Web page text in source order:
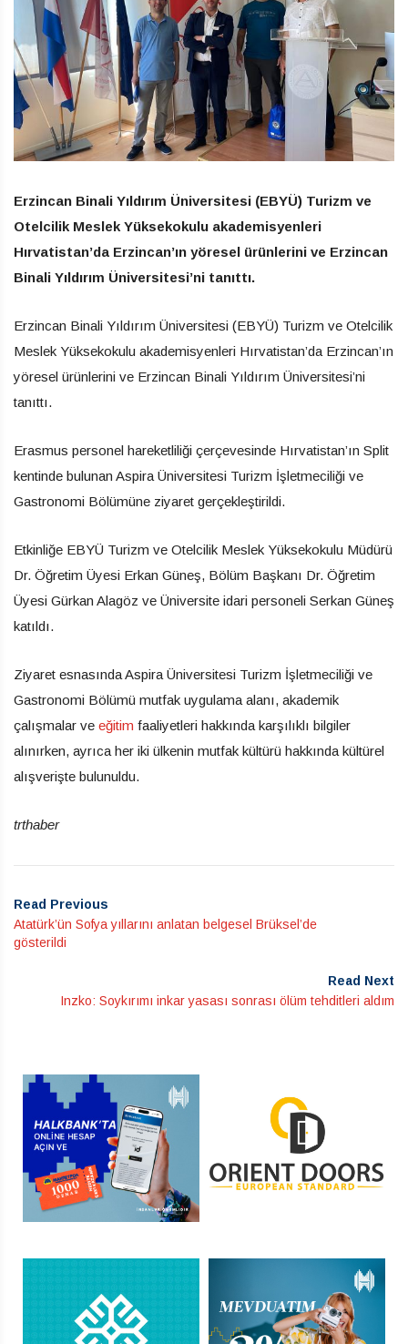
Erzincan Binali Yıldırım Üniversitesi (EBYÜ) Turizm ve
Otelcilik Meslek Yüksekokulu akademisyenleri
Hırvatistan’da Erzincan’ın yöresel ürünlerini ve Erzincan
Binali Yıldırım Üniversitesi’ni tanıttı.
Erzincan Binali Yıldırım Üniversitesi (EBYÜ) Turizm ve Otelcilik
Meslek Yüksekokulu akademisyenleri Hırvatistan’da Erzincan’ın
yöresel ürünlerini ve Erzincan Binali Yıldırım Üniversitesi’ni
tanıttı.
Erasmus personel hareketliliği çerçevesinde Hırvatistan’ın Split
kentinde bulunan Aspira Üniversitesi Turizm İşletmeciliği ve
Gastronomi Bölümüne ziyaret gerçekleştirildi.
Etkinliğe EBYÜ Turizm ve Otelcilik Meslek Yüksekokulu Müdürü
Dr. Öğretim Üyesi Erkan Güneş, Bölüm Başkanı Dr. Öğretim
Üyesi Gürkan Alagöz ve Üniversite idari personeli Serkan Güneş
katıldı.
Ziyaret esnasında Aspira Üniversitesi Turizm İşletmeciliği ve
Gastronomi Bölümü mutfak uygulama alanı, akademik
çalışmalar ve eğitim faaliyetleri hakkında karşılıklı bilgiler
alınırken, ayrıca her iki ülkenin mutfak kültürü hakkında kültürel
alışverişte bulunuldu.
trthaber
Read Previous
Atatürk’ün Sofya yıllarını anlatan belgesel Brüksel’de
gösterildi
Read Next
Inzko: Soykırımı inkar yasası sonrası ölüm tehditleri aldım